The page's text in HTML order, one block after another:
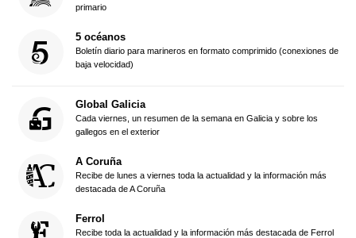
primario
5 océanos
Boletín diario para marineros en formato comprimido (conexiones de
baja velocidad)
Global Galicia
Cada viernes, un resumen de la semana en Galicia y sobre los
gallegos en el exterior
A Coruña
Recibe de lunes a viernes toda la actualidad y la información más
destacada de A Coruña
Ferrol
Recibe toda la actualidad y la información más destacada de Ferrol